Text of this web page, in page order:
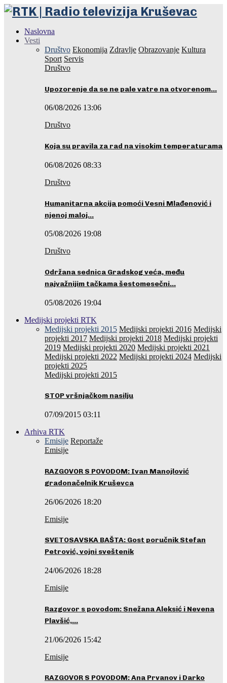
Naslovna
Vesti
Društvo Ekonomija Zdravlje Obrazovanje Kultura
Sport Servis
Društvo
Upozorenje da se ne pale vatre na otvorenom…
06/08/2026 13:06
Društvo
Koja su pravila za rad na visokim temperaturama
06/08/2026 08:33
Društvo
Humanitarna akcija pomoći Vesni Mlađenović i
njenoj maloj…
05/08/2026 19:08
Društvo
Održana sednica Gradskog veća, među
najvažnijim tačkama šestomesečni…
05/08/2026 19:04
Medijski projekti RTK
Medijski projekti 2015 Medijski projekti 2016 Medijski
projekti 2017 Medijski projekti 2018 Medijski projekti
2019 Medijski projekti 2020 Medijski projekti 2021
Medijski projekti 2022 Medijski projekti 2024 Medijski
projekti 2025
Medijski projekti 2015
STOP vršnjačkom nasilju
07/09/2015 03:11
Arhiva RTK
Emisije Reportaže
Emisije
RAZGOVOR S POVODOM: Ivan Manojlović
gradonačelnik Kruševca
26/06/2026 18:20
Emisije
SVETOSAVSKA BAŠTA: Gost poručnik Stefan
Petrović, vojni sveštenik
24/06/2026 18:28
Emisije
Razgovor s povodom: Snežana Aleksić i Nevena
Plavšić,…
21/06/2026 15:42
Emisije
RAZGOVOR S POVODOM: Ana Prvanov i Darko